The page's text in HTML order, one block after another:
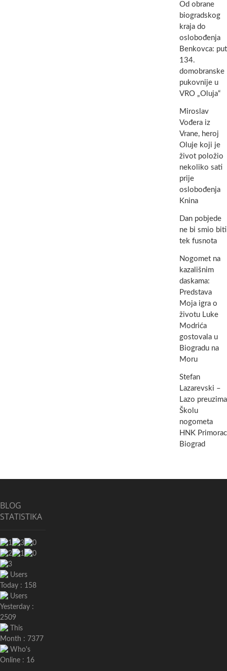
Od obrane
biogradskog
kraja do
oslobođenja
Benkovca: put
134.
domobranske
pukovnije u
VRO „Oluja“
Miroslav
Vođera iz
Vrane, heroj
Oluje koji je
život položio
nekoliko sati
prije
oslobođenja
Knina
Dan pobjede
ne bi smio biti
tek fusnota
Nogomet na
kazališnim
daskama:
Predstava
Moja igra o
životu Luke
Modrića
gostovala u
Biogradu na
Moru
Stefan
Lazarevski –
Lazo preuzima
Školu
nogometa
HNK Primorac
Biograd
BLOG
STATISTIKA
Users
Today : 158
Users
Yesterday :
2509
This
Month : 7377
Who's
Online : 16